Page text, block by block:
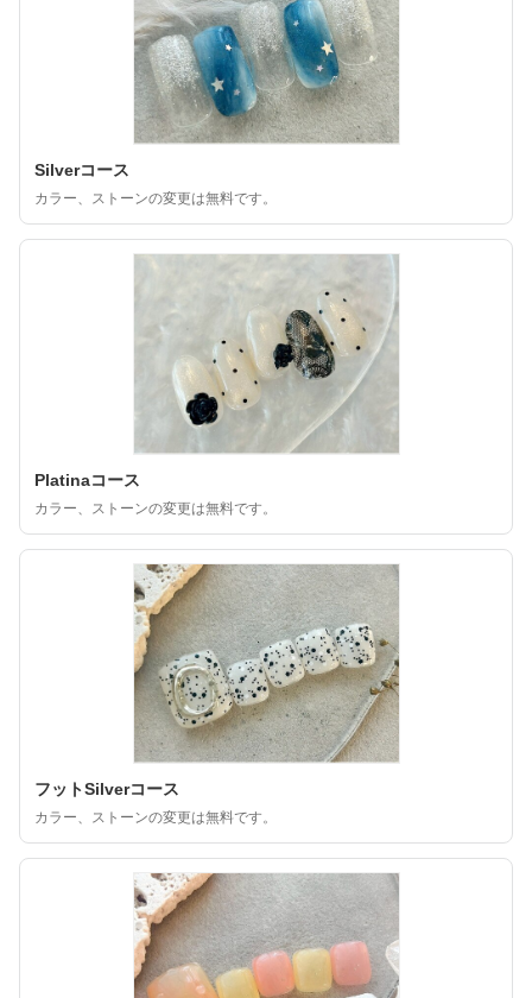
Silverコース
カラー、ストーンの変更は無料です。
Platinaコース
カラー、ストーンの変更は無料です。
フットSilverコース
カラー、ストーンの変更は無料です。